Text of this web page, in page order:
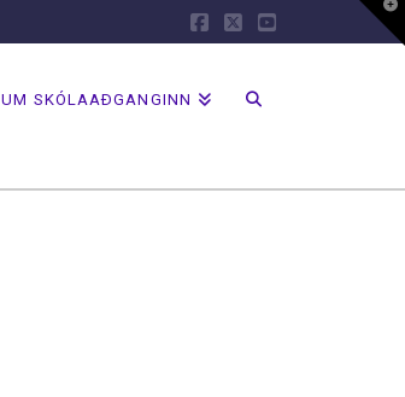
Facebook
X YouTube
UM SKÓLAAÐGANGINN